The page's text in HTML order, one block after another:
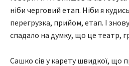
ніби черговий етап. Ніби я
перегрузка, прийом, етап. І
спадало на думку, що це театр,
Сашко сів у карету швидкої, що